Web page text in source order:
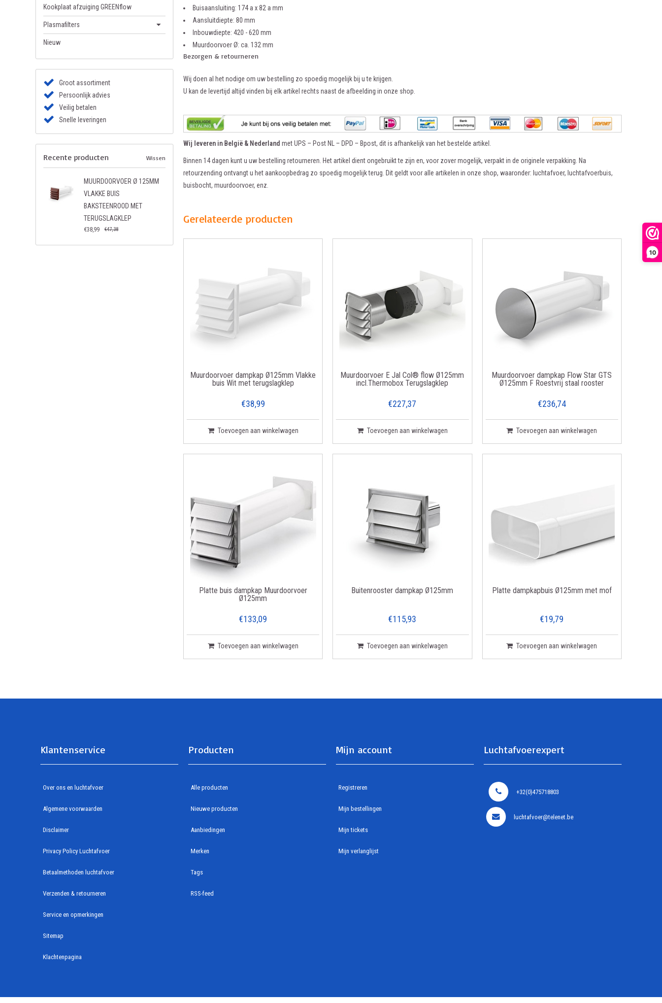
10
Buisaansluiting: 174 a x 82 a mm
Aansluitdiepte: 80 mm
Inbouwdiepte: 420 - 620 mm
Muurdoorvoer Ø: ca. 132 mm
Bezorgen & retourneren
Wij doen al het nodige om uw bestelling zo spoedig mogelijk bij u te krijgen.
U kan de levertijd altijd vinden bij elk artikel rechts naast de afbeelding in onze shop.
Wij leveren in België & Nederland met UPS – Post NL – DPD – Bpost, dit is afhankelijk van het bestelde artikel.
Binnen 14 dagen kunt u uw bestelling retourneren. Het artikel dient ongebruikt te zijn en, voor zover mogelijk, verpakt in de originele verpakking. Na
retourzending ontvangt u het aankoopbedrag zo spoedig mogelijk terug. Dit geldt voor alle artikelen in onze shop, waaronder: luchtafvoer, luchtafvoerbuis,
buisbocht, muurdoorvoer, enz.
Gerelateerde producten
Muurdoorvoer dampkap Ø125mm Vlakke
buis Wit met terugslagklep
€38,99
Toevoegen aan winkelwagen
Muurdoorvoer E Jal Col® flow Ø125mm
incl.Thermobox Terugslagklep
€227,37
Toevoegen aan winkelwagen
Muurdoorvoer dampkap Flow Star GTS
Ø125mm F Roestvrij staal rooster
€236,74
Toevoegen aan winkelwagen
Platte buis dampkap Muurdoorvoer
Ø125mm
€133,09
Toevoegen aan winkelwagen
Buitenrooster dampkap Ø125mm
€115,93
Toevoegen aan winkelwagen
Platte dampkapbuis Ø125mm met mof
€19,79
Toevoegen aan winkelwagen
Kookplaat afzuiging GREENflow
Plasmafilters
Nieuw
Groot assortiment
Persoonlijk advies
Veilig betalen
Snelle leveringen
Recente producten Wissen
MUURDOORVOER Ø 125MM
VLAKKE BUIS
BAKSTEENROOD MET
TERUGSLAGKLEP
€38,99 €47,38
Klantenservice
Over ons en luchtafvoer
Algemene voorwaarden
Disclaimer
Privacy Policy Luchtafvoer
Betaalmethoden luchtafvoer
Verzenden & retourneren
Service en opmerkingen
Sitemap
Klachtenpagina
Producten
Alle producten
Nieuwe producten
Aanbiedingen
Merken
Tags
RSS-feed
Mijn account
Registreren
Mijn bestellingen
Mijn tickets
Mijn verlanglijst
Luchtafvoerexpert
+32(0)475718803
luchtafvoer@telenet.be